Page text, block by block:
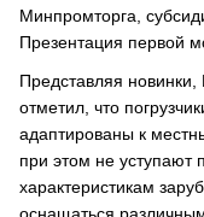
Минпромторга,
Презентация первой
Представляя новинки,
отметил, что
адаптированы к
при этом не уступают
характеристикам